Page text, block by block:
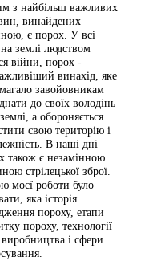
з найбільш важливих
винайдених
є порох. У всі
землі людством
війни, порох -
винахід, яке
завойовникам
до своїх володінь
а обороняється
свою територію і
В наші дні
також є незамінною
стрілецької зброї.
моєї роботи було
яка історія
пороху, етапи
пороху, технології
і сфери